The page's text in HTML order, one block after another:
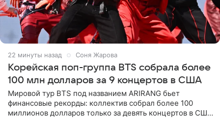
22 минуты назад Соня Жарова
Корейская поп-группа BTS собрала более
100 млн долларов за 9 концертов в США
Мировой тур BTS под названием ARIRANG бьет
финансовые рекорды: коллектив собрал более 100
миллионов долларов только за девять концертов в США.